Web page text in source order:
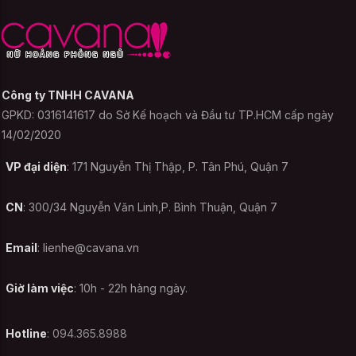
sản phẩm như ý hơn và phù hợp tuyệt đối
với cơ thể của mình hơn. Tuy nhiên đại đa
chuẩn, nên chắc chắn có sự sai khác so
với số đo cơ thể của bạn và không thể
hoàn hảo từng chút một
tham khảo để tránh trường hợp không như
Dưới đây là bảng tổng hợp giúp bạn lựa
bạn có thể tham khảo:
Công ty TNHH CAVANA
GPKD: 0316141617 do Sở Kế hoạch và Đầu tư TP.HCM cấp ngày
14/02/2020
VP đại diện: 171 Nguyễn Thị Thập, P. Tân Phú, Quận 7
CN : 300/34 Nguyễn Văn Linh,P. Bình Thuận, Quận 7
Email : lienhe@cavana.vn
Giờ làm việc: 10h - 22h hàng ngày.
Hotline: 094.365.8988